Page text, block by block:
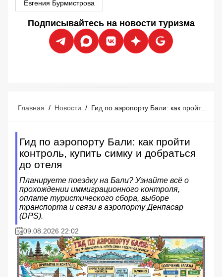
Евгения Бурмистрова
Подписывайтесь на новости туризма
Главная / Новости / Гид по аэропорту Бали: как пройти контроль, купить симку и добраться до отеля
Гид по аэропорту Бали: как пройти
контроль, купить симку и добраться
до отеля
Планируете поездку на Бали? Узнайте всё о
прохождении иммиграционного контроля,
оплате туристического сбора, выборе
транспорта и связи в аэропорту Денпасар
(DPS).
09.08.2026 22:02